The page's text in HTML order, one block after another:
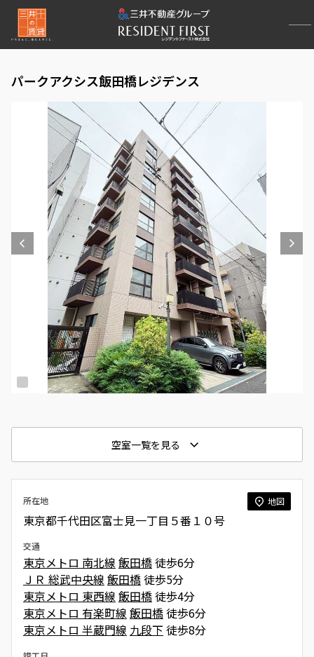
パークアクシス飯田橋レジデンス
空室一覧を見る
所在地 地図
東京都千代田区富士見一丁目５番１０号
交通
東京メトロ 南北線 飯田橋徒歩6分
ＪＲ 総武中央線 飯田橋徒歩5分
東京メトロ 東西線 飯田橋徒歩4分
東京メトロ 有楽町線 飯田橋徒歩6分
東京メトロ 半蔵門線 九段下 徒歩8分